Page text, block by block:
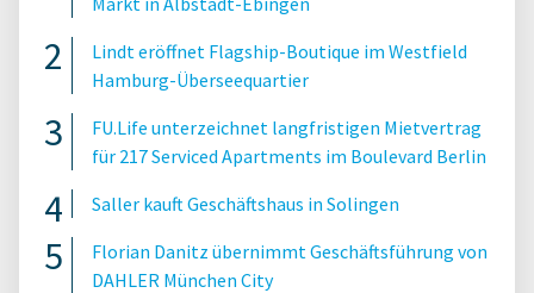
Lindt eröffnet Flagship-Boutique im Westfield
Hamburg-Überseequartier
FU.Life unterzeichnet langfristigen Mietvertrag
für 217 Serviced Apartments im Boulevard Berlin
Saller kauft Geschäftshaus in Solingen
Florian Danitz übernimmt Geschäftsführung von
DAHLER München City